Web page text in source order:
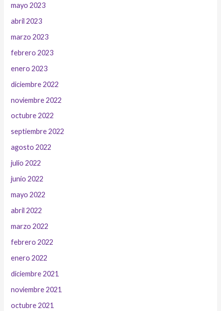
mayo 2023
abril 2023
marzo 2023
febrero 2023
enero 2023
diciembre 2022
noviembre 2022
octubre 2022
septiembre 2022
agosto 2022
julio 2022
junio 2022
mayo 2022
abril 2022
marzo 2022
febrero 2022
enero 2022
diciembre 2021
noviembre 2021
octubre 2021